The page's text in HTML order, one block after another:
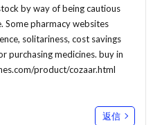
by way of being cautious
Some pharmacy websites
solitariness, cost savings
purchasing medicines. buy in
product/cozaar.html
返信